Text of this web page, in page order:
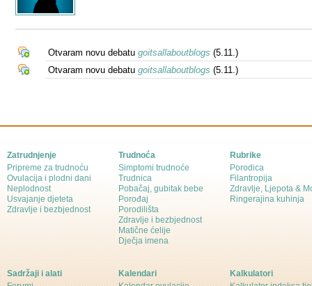
Otvaram novu debatu goitsallaboutblogs (5.11.)
Otvaram novu debatu goitsallaboutblogs (5.11.)
Zatrudnjenje
Pripreme za trudnoću
Ovulacija i plodni dani
Neplodnost
Usvajanje djeteta
Zdravlje i bezbjednost
Trudnoća
Simptomi trudnoće
Trudnica
Pobačaj, gubitak bebe
Porođaj
Porodilišta
Zdravlje i bezbjednost
Matične ćelije
Dječja imena
Rubrike
Porodica
Filantropija
Zdravlje, Ljepota &
Ringerajina kuhinja
Sadržaji i alati
Kalendari
Kalkulatori